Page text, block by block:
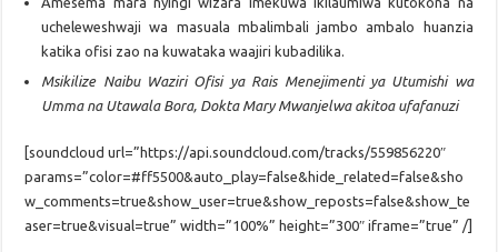
ucheleweshwaji wa masuala mbalimbali jambo ambalo huanzia
katika ofisi zao na kuwataka waajiri kubadilika.
Msikilize Naibu Waziri Ofisi ya Rais Menejimenti ya Utumishi wa
Umma na Utawala Bora, Dokta Mary Mwanjelwa akitoa ufafanuzi
[soundcloud url=”https://api.soundcloud.com/tracks/559856220″
params=”color=#ff5500&auto_play=false&hide_related=false&sho
w_comments=true&show_user=true&show_reposts=false&show_te
aser=true&visual=true” width=”100%” height=”300″ iframe=”true” /]